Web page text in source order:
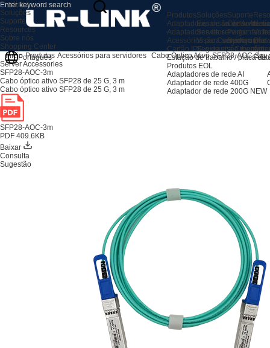
Produtos
Adaptadores de servidor AI
Adaptadores de servidor
Acessórios para servidores
Cartão IPC e de visão
Estação de trabalho / placa de
Produtos EOL
Adaptadores de rede AI
Adaptador de rede 400G
Adaptador de rede 200G NEW
Soluções
Expansão de
Servidor
Visão Computacional
Segurança
Suporte
Centro de
Perguntas
Serviço
Produtos
Soluções
Suporte
Resources
Sobre nós
Shopping Center
Português
Início Produtos Acessórios para servidores Cabo Óptico Ativo SFP28-AOC-3m
Server Accessories
SFP28-AOC-3m
Cabo óptico ativo SFP28 de 25 G, 3 m
Cabo óptico ativo SFP28 de 25 G, 3 m
SFP28-AOC-3m
PDF 409.6KB
Baixar
Consulta
Sugestão